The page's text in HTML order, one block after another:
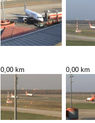
0,00 km 0,00 km